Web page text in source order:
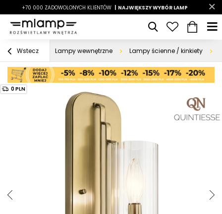
-7% LATO7
+70 000 ZADOWOLONYCH KLIENTÓW | NAJWIĘKSZY WYBÓR LAMP
| |
Wstecz Lampy wewnętrzne Lampy ścienne / kinkiety
0 PLN